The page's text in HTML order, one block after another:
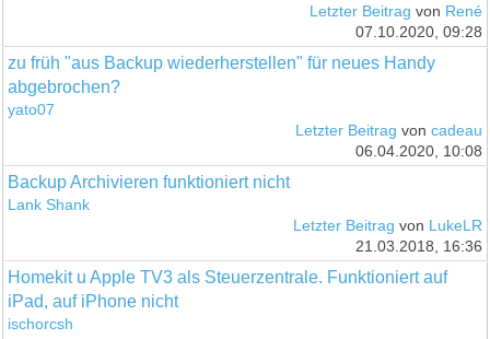
Letzter Beitrag von René
07.10.2020, 09:28
zu früh "aus Backup wiederherstellen" für neues Handy
abgebrochen?
yato07
Letzter Beitrag von cadeau
06.04.2020, 10:08
Backup Archivieren funktioniert nicht
Lank Shank
Letzter Beitrag von LukeLR
21.03.2018, 16:36
Homekit u Apple TV3 als Steuerzentrale. Funktioniert auf
iPad, auf iPhone nicht
ischorcsh